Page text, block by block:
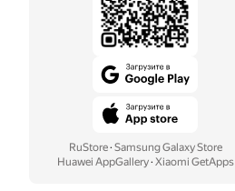
RuStore· Samsung Galaxy Store
Huawei AppGallery· Xiaomi GetApps